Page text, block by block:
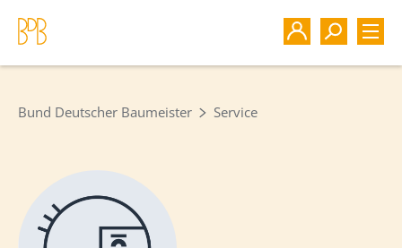
Bund Deutscher Baumeister Service